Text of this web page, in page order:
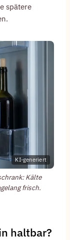
spätere
KI-generiert
Kälte
frisch.
haltbar?